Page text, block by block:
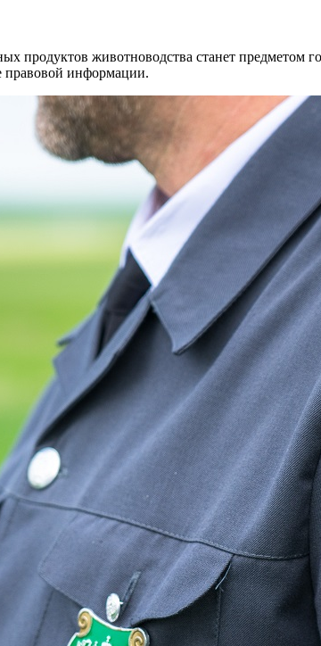
животноводства станет предметом
правовой информации.